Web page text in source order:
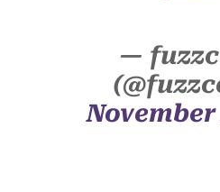
—
November